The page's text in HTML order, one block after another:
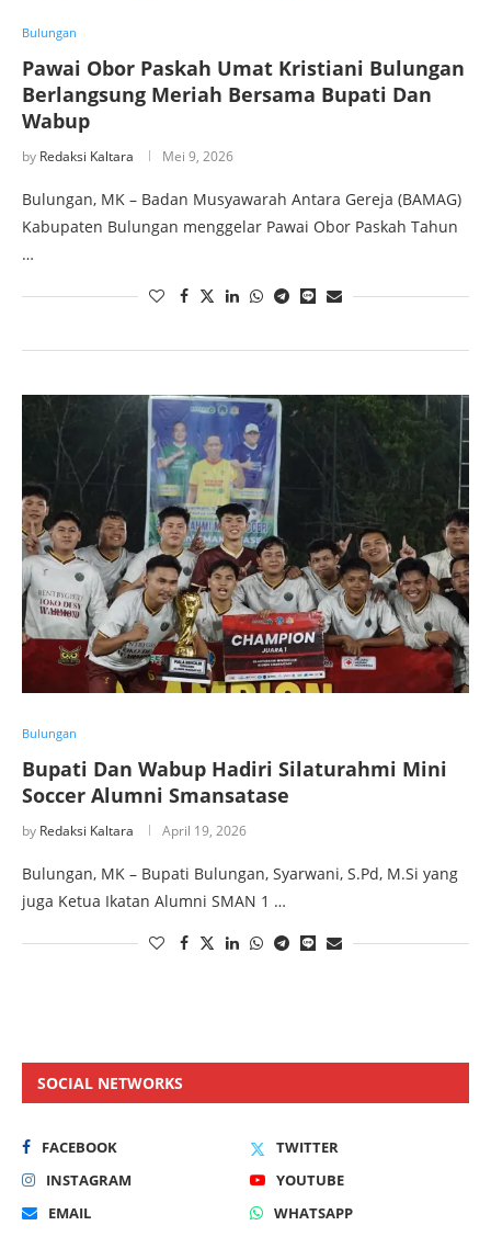
Bulungan
Pawai Obor Paskah Umat Kristiani Bulungan
Berlangsung Meriah Bersama Bupati Dan
Wabup
by Redaksi Kaltara Mei 9, 2026
Bulungan, MK – Badan Musyawarah Antara Gereja (BAMAG)
Kabupaten Bulungan menggelar Pawai Obor Paskah Tahun
…
Bulungan
Bupati Dan Wabup Hadiri Silaturahmi Mini
Soccer Alumni Smansatase
by Redaksi Kaltara April 19, 2026
Bulungan, MK – Bupati Bulungan, Syarwani, S.Pd, M.Si yang
juga Ketua Ikatan Alumni SMAN 1 …
SOCIAL NETWORKS
FACEBOOK
TWITTER
INSTAGRAM
YOUTUBE
EMAIL
WHATSAPP